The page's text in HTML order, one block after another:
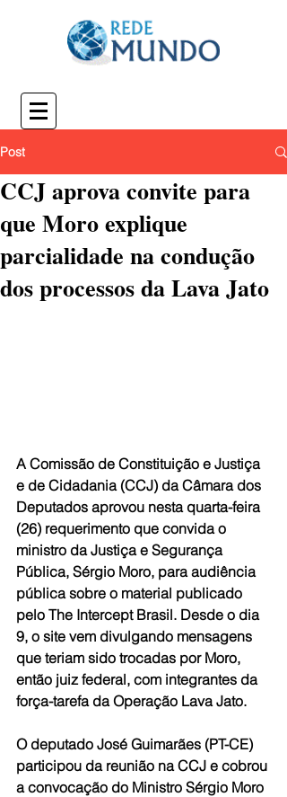
Post
CCJ aprova convite para
que Moro explique
parcialidade na condução
dos processos da Lava Jato
A Comissão de Constituição e Justiça
e de Cidadania (CCJ) da Câmara dos
Deputados aprovou nesta quarta-feira
(26) requerimento que convida o
ministro da Justiça e Segurança
Pública, Sérgio Moro, para audiência
pública sobre o material publicado
pelo The Intercept Brasil. Desde o dia
9, o site vem divulgando mensagens
que teriam sido trocadas por Moro,
então juiz federal, com integrantes da
força-tarefa da Operação Lava Jato.
O deputado José Guimarães (PT-CE)
participou da reunião na CCJ e cobrou
a convocação do Ministro Sérgio Moro